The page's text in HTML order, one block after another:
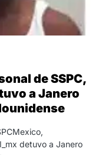
de SSPC,
a Janero
detuvo a Janero